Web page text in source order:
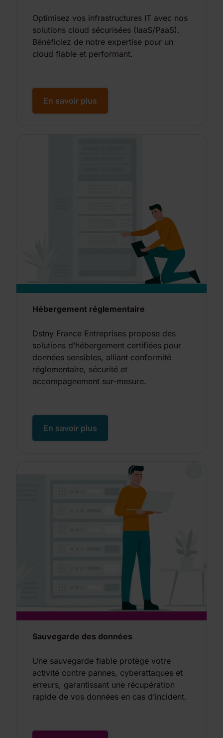
Optimisez vos infrastructures IT avec nos
solutions cloud sécurisées (IaaS/PaaS).
Bénéficiez de notre expertise pour un
cloud fiable et performant.
En savoir plus
Hébergement réglementaire
Dstny France Entreprises propose des
solutions d’hébergement certifiées pour
données sensibles, alliant conformité
réglementaire, sécurité et
accompagnement sur-mesure.
En savoir plus
Sauvegarde des données
Une sauvegarde fiable protège votre
activité contre pannes, cyberattaques et
erreurs, garantissant une récupération
rapide de vos données en cas d’incident.